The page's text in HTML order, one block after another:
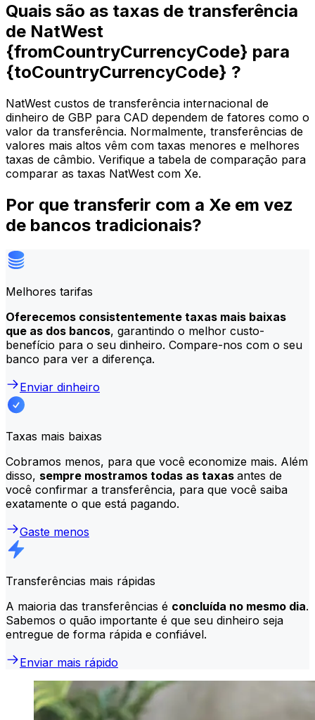
Quais são as taxas de transferência
de NatWest
{fromCountryCurrencyCode} para
{toCountryCurrencyCode} ?
NatWest custos de transferência internacional de
dinheiro de GBP para CAD dependem de fatores como o
valor da transferência. Normalmente, transferências de
valores mais altos vêm com taxas menores e melhores
taxas de câmbio. Verifique a tabela de comparação para
comparar as taxas NatWest com Xe.
Por que transferir com a Xe em vez
de bancos tradicionais?
Melhores tarifas
Oferecemos consistentemente taxas mais baixas
que as dos bancos, garantindo o melhor custo-
benefício para o seu dinheiro. Compare-nos com o seu
banco para ver a diferença.
Enviar dinheiro
Taxas mais baixas
Cobramos menos, para que você economize mais. Além
disso, sempre mostramos todas as taxas antes de
você confirmar a transferência, para que você saiba
exatamente o que está pagando.
Gaste menos
Transferências mais rápidas
A maioria das transferências é concluída no mesmo dia.
Sabemos o quão importante é que seu dinheiro seja
entregue de forma rápida e confiável.
Enviar mais rápido